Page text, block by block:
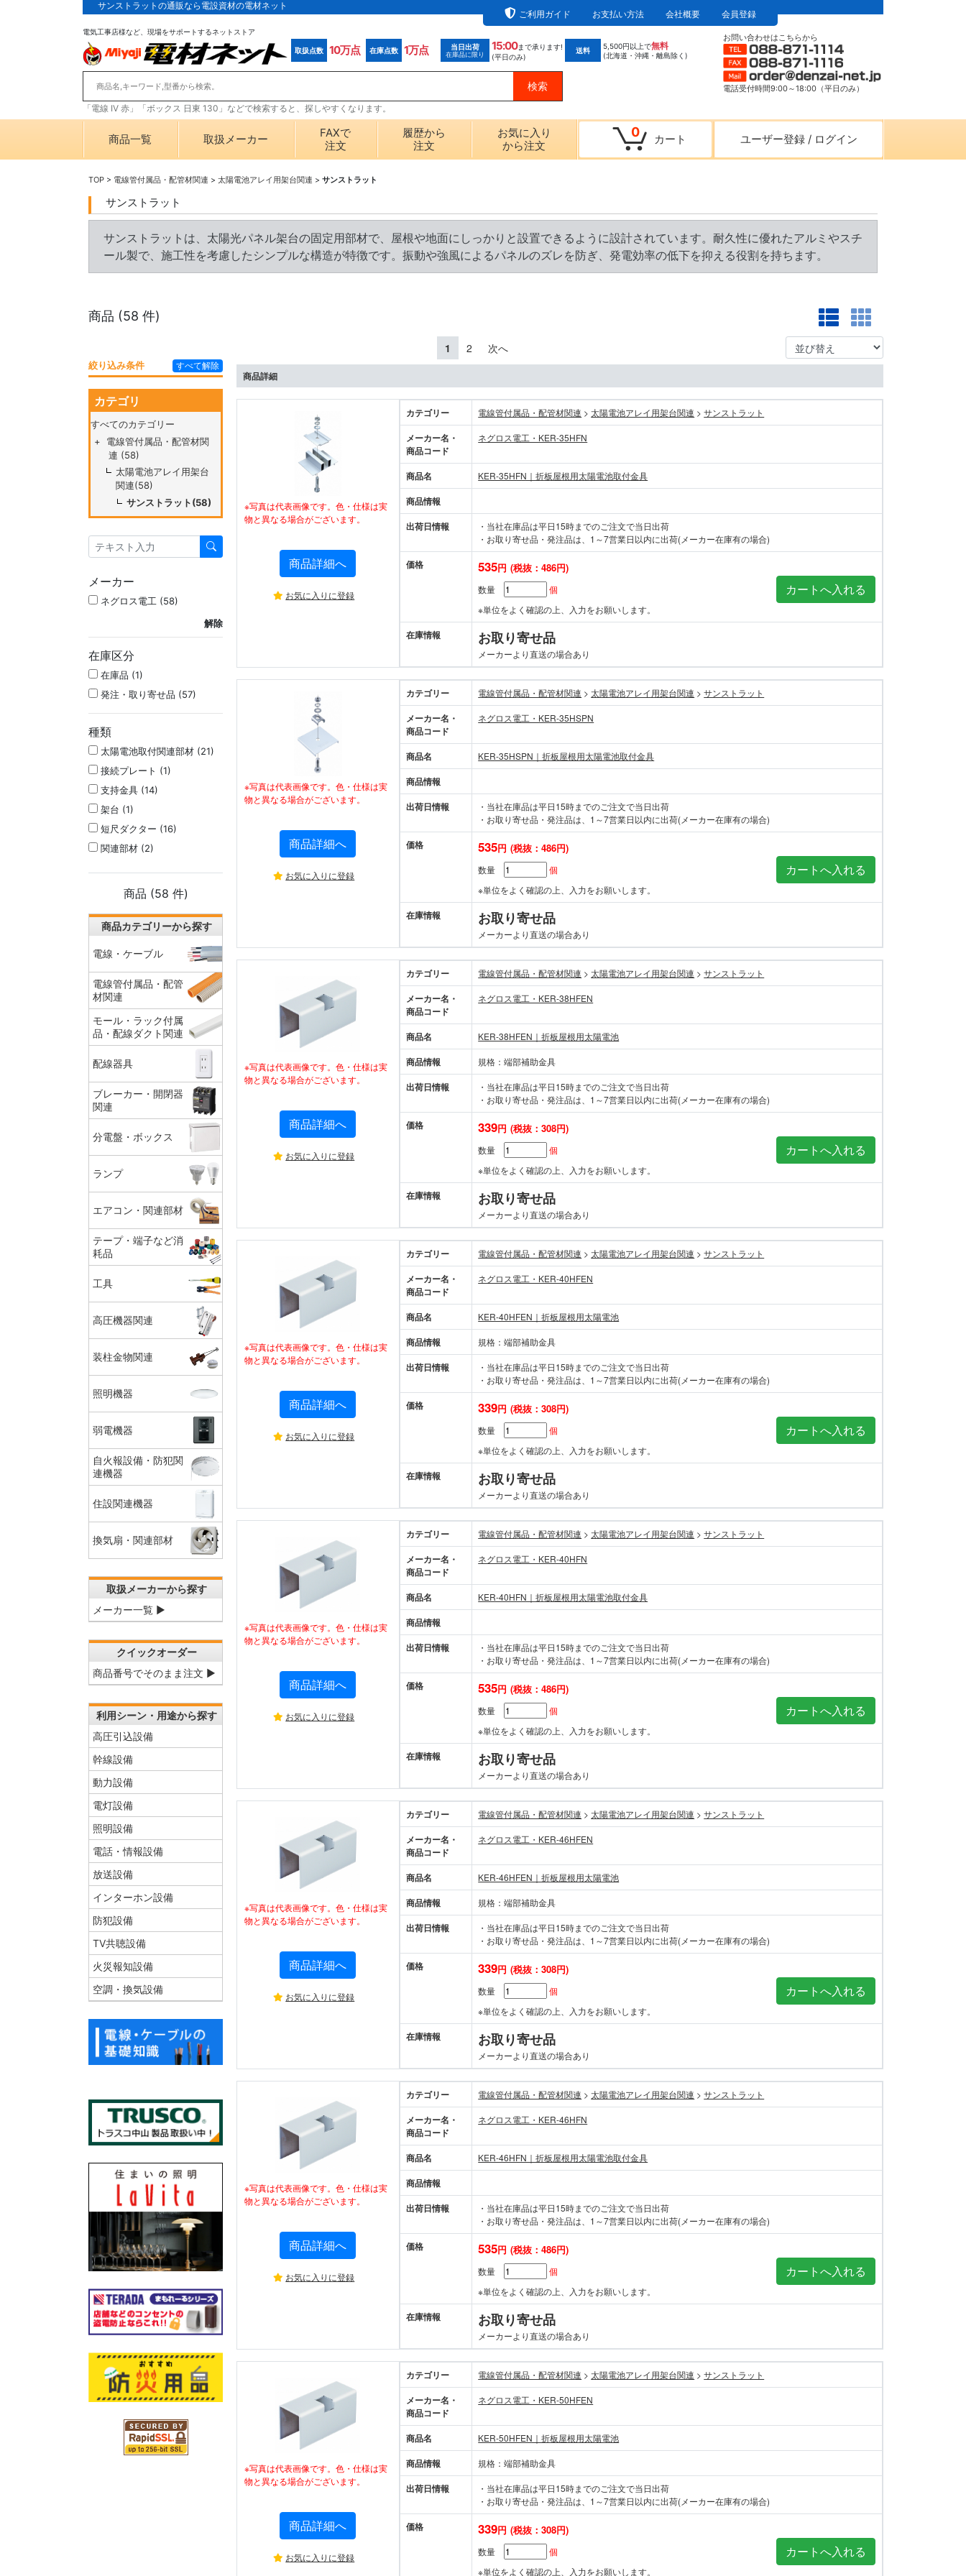
サンストラットの通販なら電設資材の電材ネット
ご利用ガイド
お支払い方法 会社概要 会員登録
電気工事店様など、現場をサポートするネットストア
取扱点数 10万点 在庫点数 1万点 当日出荷
在庫品に限り
15:00まで承ります!
(平日のみ)
送料 5,500円以上で無料
(北海道・沖縄・離島除く)
「電線 IV 赤」「ボックス 日東 130」などで検索すると、探しやすくなります。
お問い合わせはこちらから
電話受付時間9:00～18:00（平日のみ）
商品一覧 取扱メーカー
FAXで
注文
履歴から
注文
お気に入り
から注文
0 カート ユーザー登録 / ログイン
TOP > 電線管付属品・配管材関連 > 太陽電池アレイ用架台関連 > サンストラット
サンストラット
サンストラットは、太陽光パネル架台の固定用部材で、屋根や地面にしっかりと設置できるように設計されています。耐久性に優れたアルミやスチ
ール製で、施工性を考慮したシンプルな構造が特徴です。振動や強風によるパネルのズレを防ぎ、発電効率の低下を抑える役割を持ちます。
商品 (58 件)
1 2 次へ
商品詳細
※写真は代表画像です。色・仕様は実
物と異なる場合がございます。
商品詳細へ
お気に入りに登録
カテゴリー 電線管付属品・配管材関連 > 太陽電池アレイ用架台関連 > サンストラット
メーカー名・
商品コード
ネグロス電工・KER-35HFN
商品名 KER-35HFN｜折板屋根用太陽電池取付金具
商品情報
出荷日情報
・当社在庫品は平日15時までのご注文で当日出荷
・お取り寄せ品・発注品は、1～7営業日以内に出荷(メーカー在庫有の場合)
価格 535円 (税抜：486円)
数量
個
※単位をよく確認の上、入力をお願いします。
在庫情報 お取り寄せ品
メーカーより直送の場合あり
※写真は代表画像です。色・仕様は実
物と異なる場合がございます。
商品詳細へ
お気に入りに登録
カテゴリー 電線管付属品・配管材関連 > 太陽電池アレイ用架台関連 > サンストラット
メーカー名・
商品コード
ネグロス電工・KER-35HSPN
商品名 KER-35HSPN｜折板屋根用太陽電池取付金具
商品情報
出荷日情報
・当社在庫品は平日15時までのご注文で当日出荷
・お取り寄せ品・発注品は、1～7営業日以内に出荷(メーカー在庫有の場合)
価格 535円 (税抜：486円)
数量
個
※単位をよく確認の上、入力をお願いします。
在庫情報 お取り寄せ品
メーカーより直送の場合あり
※写真は代表画像です。色・仕様は実
物と異なる場合がございます。
商品詳細へ
お気に入りに登録
カテゴリー 電線管付属品・配管材関連 > 太陽電池アレイ用架台関連 > サンストラット
メーカー名・
商品コード
ネグロス電工・KER-38HFEN
商品名 KER-38HFEN｜折板屋根用太陽電池
商品情報 規格：端部補助金具
出荷日情報
・当社在庫品は平日15時までのご注文で当日出荷
・お取り寄せ品・発注品は、1～7営業日以内に出荷(メーカー在庫有の場合)
価格 339円 (税抜：308円)
数量
個
※単位をよく確認の上、入力をお願いします。
在庫情報 お取り寄せ品
メーカーより直送の場合あり
※写真は代表画像です。色・仕様は実
物と異なる場合がございます。
商品詳細へ
お気に入りに登録
カテゴリー 電線管付属品・配管材関連 > 太陽電池アレイ用架台関連 > サンストラット
メーカー名・
商品コード
ネグロス電工・KER-40HFEN
商品名 KER-40HFEN｜折板屋根用太陽電池
商品情報 規格：端部補助金具
出荷日情報
・当社在庫品は平日15時までのご注文で当日出荷
・お取り寄せ品・発注品は、1～7営業日以内に出荷(メーカー在庫有の場合)
価格 339円 (税抜：308円)
数量
個
※単位をよく確認の上、入力をお願いします。
在庫情報 お取り寄せ品
メーカーより直送の場合あり
※写真は代表画像です。色・仕様は実
物と異なる場合がございます。
商品詳細へ
お気に入りに登録
カテゴリー 電線管付属品・配管材関連 > 太陽電池アレイ用架台関連 > サンストラット
メーカー名・
商品コード
ネグロス電工・KER-40HFN
商品名 KER-40HFN｜折板屋根用太陽電池取付金具
商品情報
出荷日情報
・当社在庫品は平日15時までのご注文で当日出荷
・お取り寄せ品・発注品は、1～7営業日以内に出荷(メーカー在庫有の場合)
価格 535円 (税抜：486円)
数量
個
※単位をよく確認の上、入力をお願いします。
在庫情報 お取り寄せ品
メーカーより直送の場合あり
※写真は代表画像です。色・仕様は実
物と異なる場合がございます。
商品詳細へ
お気に入りに登録
カテゴリー 電線管付属品・配管材関連 > 太陽電池アレイ用架台関連 > サンストラット
メーカー名・
商品コード
ネグロス電工・KER-46HFEN
商品名 KER-46HFEN｜折板屋根用太陽電池
商品情報 規格：端部補助金具
出荷日情報
・当社在庫品は平日15時までのご注文で当日出荷
・お取り寄せ品・発注品は、1～7営業日以内に出荷(メーカー在庫有の場合)
価格 339円 (税抜：308円)
数量
個
※単位をよく確認の上、入力をお願いします。
在庫情報 お取り寄せ品
メーカーより直送の場合あり
※写真は代表画像です。色・仕様は実
物と異なる場合がございます。
商品詳細へ
お気に入りに登録
カテゴリー 電線管付属品・配管材関連 > 太陽電池アレイ用架台関連 > サンストラット
メーカー名・
商品コード
ネグロス電工・KER-46HFN
商品名 KER-46HFN｜折板屋根用太陽電池取付金具
商品情報
出荷日情報
・当社在庫品は平日15時までのご注文で当日出荷
・お取り寄せ品・発注品は、1～7営業日以内に出荷(メーカー在庫有の場合)
価格 535円 (税抜：486円)
数量
個
※単位をよく確認の上、入力をお願いします。
在庫情報 お取り寄せ品
メーカーより直送の場合あり
※写真は代表画像です。色・仕様は実
物と異なる場合がございます。
商品詳細へ
お気に入りに登録
カテゴリー 電線管付属品・配管材関連 > 太陽電池アレイ用架台関連 > サンストラット
メーカー名・
商品コード
ネグロス電工・KER-50HFEN
商品名 KER-50HFEN｜折板屋根用太陽電池
商品情報 規格：端部補助金具
出荷日情報
・当社在庫品は平日15時までのご注文で当日出荷
・お取り寄せ品・発注品は、1～7営業日以内に出荷(メーカー在庫有の場合)
価格 339円 (税抜：308円)
数量
個
※単位をよく確認の上、入力をお願いします。
絞り込み条件 すべて解除
カテゴリ
すべてのカテゴリー
+
電線管付属品・配管材関
連 (58)
太陽電池アレイ用架台
関連(58)
サンストラット(58)
メーカー
ネグロス電工 (58)
解除
在庫区分
在庫品 (1)
発注・取り寄せ品 (57)
種類
太陽電池取付関連部材 (21)
接続プレート (1)
支持金具 (14)
架台 (1)
短尺ダクター (16)
関連部材 (2)
商品 (58 件)
商品カテゴリーから探す
電線・ケーブル
電線管付属品・配管
材関連
モール・ラック付属
品・配線ダクト関連
配線器具
ブレーカー・開閉器
関連
分電盤・ボックス
ランプ
エアコン・関連部材
テープ・端子など消
耗品
工具
高圧機器関連
装柱金物関連
照明機器
弱電機器
自火報設備・防犯関
連機器
住設関連機器
換気扇・関連部材
取扱メーカーから探す
メーカー一覧 ▶
クイックオーダー
商品番号でそのまま注文 ▶
利用シーン・用途から探す
高圧引込設備
幹線設備
動力設備
電灯設備
照明設備
電話・情報設備
放送設備
インターホン設備
防犯設備
TV共聴設備
火災報知設備
空調・換気設備